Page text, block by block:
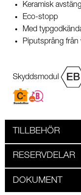
Keramisk
Eco-stopp
Med
Piputsprång
Skyddsmodul
TILLBEHÖR
RESERVDELAR
DOKUMENT